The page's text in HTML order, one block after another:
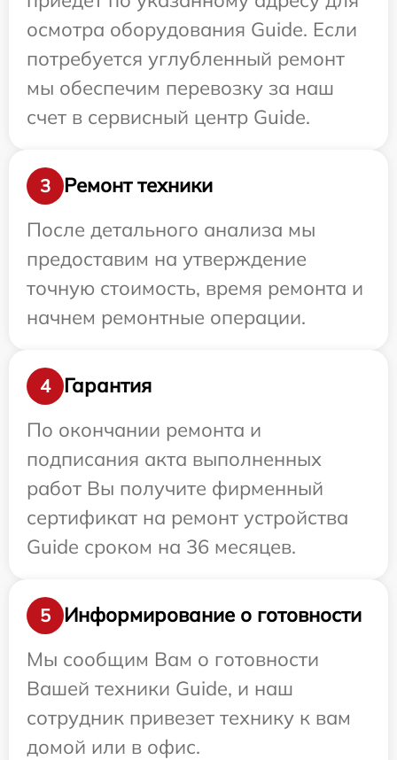
осмотра оборудования Guide. Если
потребуется углубленный ремонт
мы обеспечим перевозку за наш
счет в сервисный центр Guide.
3
Ремонт техники
После детального анализа мы
предоставим на утверждение
точную стоимость, время ремонта и
начнем ремонтные операции.
4
Гарантия
По окончании ремонта и
подписания акта выполненных
работ Вы получите фирменный
сертификат на ремонт устройства
Guide сроком на 36 месяцев.
5
Информирование о готовности
Мы сообщим Вам о готовности
Вашей техники Guide, и наш
сотрудник привезет технику к вам
домой или в офис.